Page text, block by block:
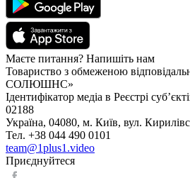
Маєте питання? Напишіть нам
Товариство з обмеженою
СОЛЮШНС»
Ідентифікатор медіа в Реєстрі
02188
Україна, 04080, м. Київ, вул.
Тел. +38 044 490 0101
team@1plus1.video
Приєднуйтеся